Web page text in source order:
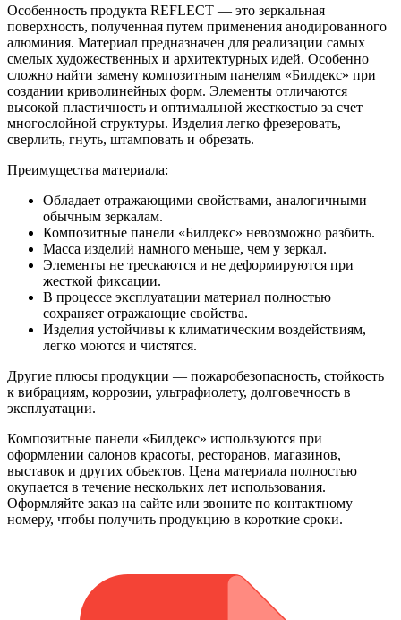
Особенность продукта REFLECT — это зеркальная
поверхность, полученная путем применения анодированного
алюминия. Материал предназначен для реализации самых
смелых художественных и архитектурных идей. Особенно
сложно найти замену композитным панелям «Билдекс» при
создании криволинейных форм. Элементы отличаются
высокой пластичность и оптимальной жесткостью за счет
многослойной структуры. Изделия легко фрезеровать,
сверлить, гнуть, штамповать и обрезать.
Преимущества материала:
Обладает отражающими свойствами, аналогичными
обычным зеркалам.
Композитные панели «Билдекс» невозможно разбить.
Масса изделий намного меньше, чем у зеркал.
Элементы не трескаются и не деформируются при
жесткой фиксации.
В процессе эксплуатации материал полностью
сохраняет отражающие свойства.
Изделия устойчивы к климатическим воздействиям,
легко моются и чистятся.
Другие плюсы продукции — пожаробезопасность, стойкость
к вибрациям, коррозии, ультрафиолету, долговечность в
эксплуатации.
Композитные панели «Билдекс» используются при
оформлении салонов красоты, ресторанов, магазинов,
выставок и других объектов. Цена материала полностью
окупается в течение нескольких лет использования.
Оформляйте заказ на сайте или звоните по контактному
номеру, чтобы получить продукцию в короткие сроки.